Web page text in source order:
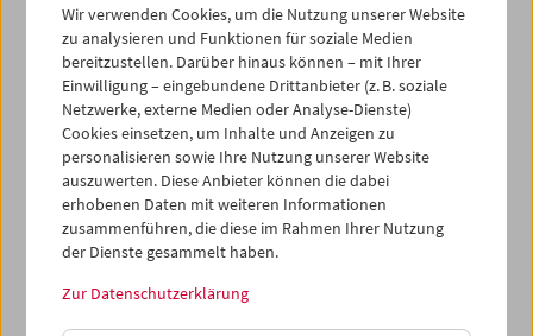
ProgrammSept / Okt 2024 - Friederike Pezold
Wir verwenden Cookies, um die Nutzung unserer Website
zu analysieren und Funktionen für soziale Medien
bereitzustellen. Darüber hinaus können – mit Ihrer
Einwilligung – eingebundene Drittanbieter (z. B. soziale
Netzwerke, externe Medien oder Analyse-Dienste)
Cookies einsetzen, um Inhalte und Anzeigen zu
personalisieren sowie Ihre Nutzung unserer Website
auszuwerten. Diese Anbieter können die dabei
erhobenen Daten mit weiteren Informationen
zusammenführen, die diese im Rahmen Ihrer Nutzung
der Dienste gesammelt haben.
Zur Datenschutzerklärung